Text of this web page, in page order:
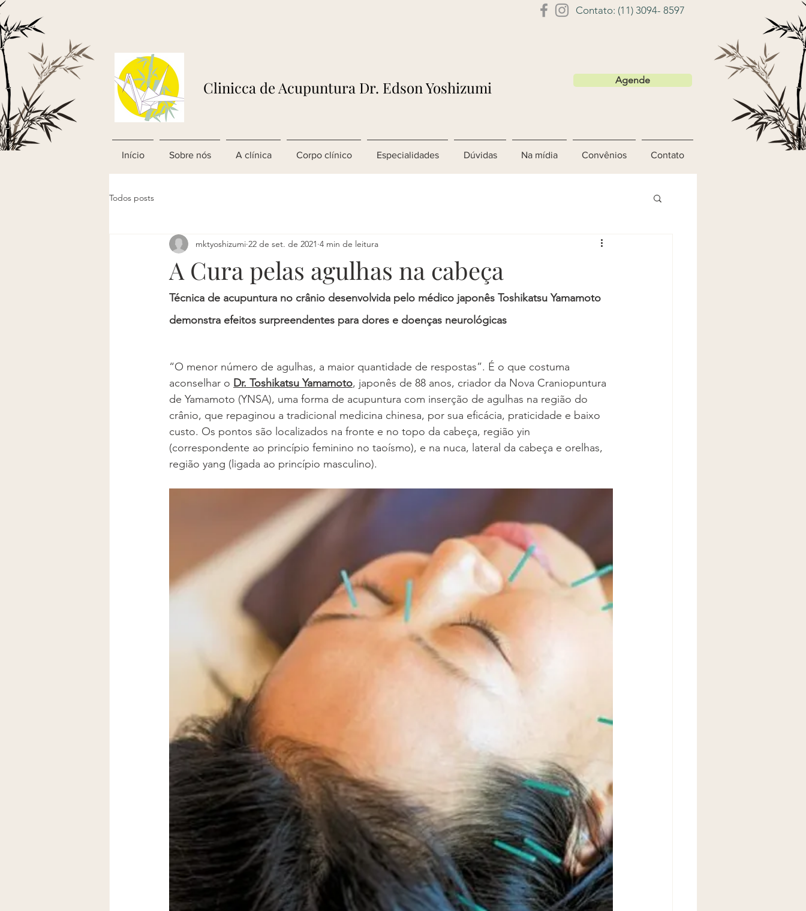
Contato: (11) 3094- 8597
Clinicca de Acupuntura Dr. Edson Yoshizumi Agende
Início Sobre nós A clínica Corpo clínico Especialidades Dúvidas Na mídia Convênios Contato
Todos posts
A Cura pelas agulhas na cabeça
mktyoshizumi 22 de set. de 2021 4 min de leitura
Técnica de acupuntura no crânio desenvolvida pelo médico japonês Toshikatsu Yamamoto
demonstra efeitos surpreendentes para dores e doenças neurológicas
“O menor número de agulhas, a maior quantidade de respostas”. É o que costuma
aconselhar o Dr. Toshikatsu Yamamoto, japonês de 88 anos, criador da Nova Craniopuntura
de Yamamoto (YNSA), uma forma de acupuntura com inserção de agulhas na região do
crânio, que repaginou a tradicional medicina chinesa, por sua eficácia, praticidade e baixo
custo. Os pontos são localizados na fronte e no topo da cabeça, região yin
(correspondente ao princípio feminino no taoísmo), e na nuca, lateral da cabeça e orelhas,
região yang (ligada ao princípio masculino).